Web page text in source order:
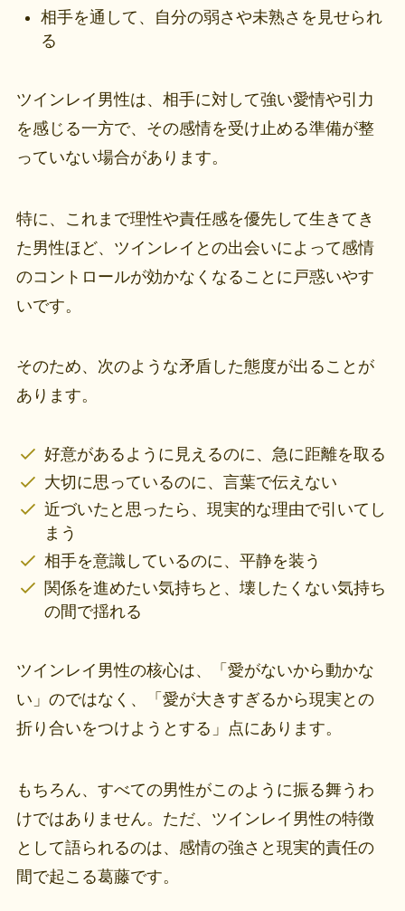
相手を通して、自分の弱さや未熟さを見せられ
る
ツインレイ男性は、相手に対して強い愛情や引力
を感じる一方で、その感情を受け止める準備が整
っていない場合があります。
特に、これまで理性や責任感を優先して生きてき
た男性ほど、ツインレイとの出会いによって感情
のコントロールが効かなくなることに戸惑いやす
いです。
そのため、次のような矛盾した態度が出ることが
あります。
好意があるように見えるのに、急に距離を取る
大切に思っているのに、言葉で伝えない
近づいたと思ったら、現実的な理由で引いてし
まう
相手を意識しているのに、平静を装う
関係を進めたい気持ちと、壊したくない気持ち
の間で揺れる
ツインレイ男性の核心は、「愛がないから動かな
い」のではなく、「愛が大きすぎるから現実との
折り合いをつけようとする」点にあります。
もちろん、すべての男性がこのように振る舞うわ
けではありません。ただ、ツインレイ男性の特徴
として語られるのは、感情の強さと現実的責任の
間で起こる葛藤です。